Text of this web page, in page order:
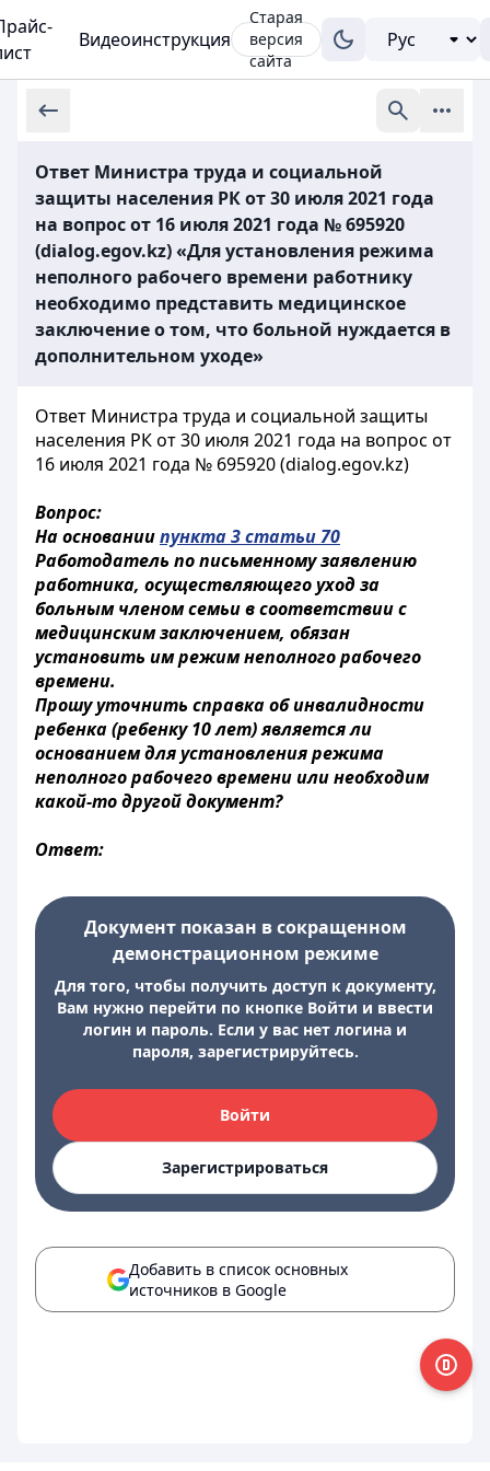
Видеоинструкция
Старая
версия
сайта
Ответ Министра труда и социальной
защиты населения РК от 30 июля 2021 года
на вопрос от 16 июля 2021 года № 695920
(dialog.egov.kz) «Для установления режима
неполного рабочего времени работнику
необходимо представить медицинское
заключение о том, что больной нуждается в
дополнительном уходе»
Ответ Министра труда и социальной защиты
населения РК от 30 июля 2021 года на вопрос от
16 июля 2021 года № 695920 (dialog.egov.kz)
Вопрос:
На основаниипункта 3 статьи 70
Работодатель по письменному заявлению
работника, осуществляющего уход за
больным членом семьи в соответствии с
медицинским заключением, обязан
установить им режим неполного рабочего
времени.
Прошу уточнить справка об инвалидности
ребенка (ребенку 10 лет) является ли
основанием для установления режима
неполного рабочего времени или необходим
какой-то другой документ?
Ответ:
Документ показан в сокращенном
демонстрационном режиме
Для того, чтобы получить доступ к документу,
Вам нужно перейти по кнопке Войти и ввести
логин и пароль. Если у вас нет логина и
пароля, зарегистрируйтесь.
Войти
Зарегистрироваться
Добавить в список основных
источников в Google